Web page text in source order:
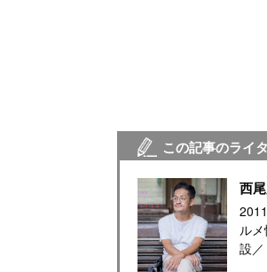
この記事のライ
西
ル
設／